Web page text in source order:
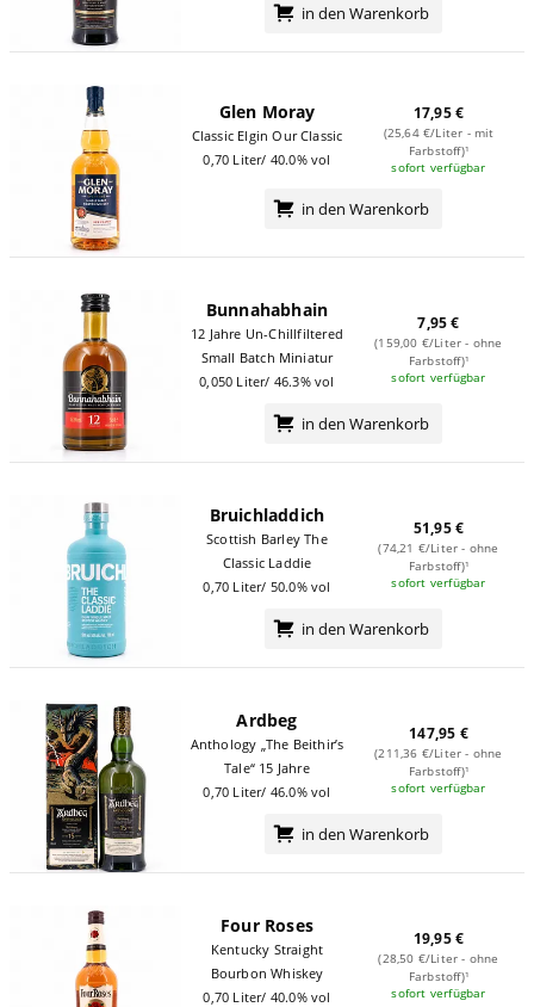
in den Warenkorb
Glen Moray
Classic Elgin Our Classic
0,70 Liter/ 40.0% vol
17,95 €
(25,64 €/Liter - mit
Farbstoff)¹
sofort verfügbar
in den Warenkorb
Bunnahabhain
12 Jahre Un-Chillfiltered
Small Batch Miniatur
0,050 Liter/ 46.3% vol
7,95 €
(159,00 €/Liter - ohne
Farbstoff)¹
sofort verfügbar
in den Warenkorb
Bruichladdich
Scottish Barley The
Classic Laddie
0,70 Liter/ 50.0% vol
51,95 €
(74,21 €/Liter - ohne
Farbstoff)¹
sofort verfügbar
in den Warenkorb
Ardbeg
Anthology „The Beithir’s
Tale“ 15 Jahre
0,70 Liter/ 46.0% vol
147,95 €
(211,36 €/Liter - ohne
Farbstoff)¹
sofort verfügbar
in den Warenkorb
Four Roses
Kentucky Straight
Bourbon Whiskey
0,70 Liter/ 40.0% vol
19,95 €
(28,50 €/Liter - ohne
Farbstoff)¹
sofort verfügbar